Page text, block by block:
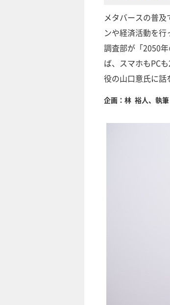
メタバースの普
ンや経済活動を
調査部が「2050
ば、スマホもPC
役の山口意氏に話
企画：林 裕人、執